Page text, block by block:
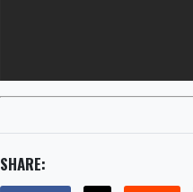
SHARE: